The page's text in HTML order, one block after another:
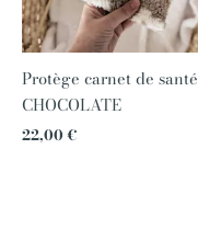
Protège carnet de santé
CHOCOLATE
22,00 €